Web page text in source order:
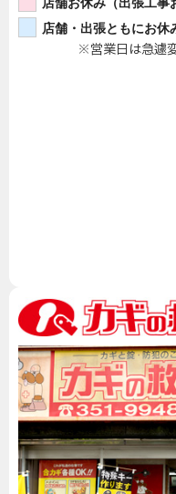
店舗・出張ともにお休
※営業日は急遽